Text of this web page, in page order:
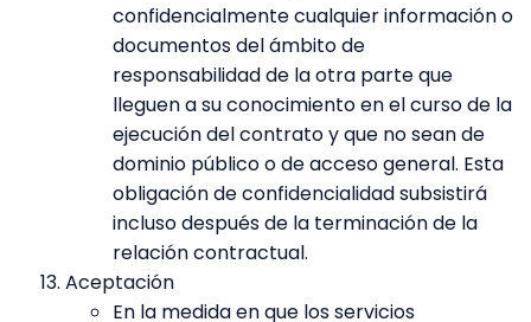
confidencialmente cualquier información o
documentos del ámbito de
responsabilidad de la otra parte que
lleguen a su conocimiento en el curso de la
ejecución del contrato y que no sean de
dominio público o de acceso general. Esta
obligación de confidencialidad subsistirá
incluso después de la terminación de la
relación contractual.
Aceptación
En la medida en que los servicios